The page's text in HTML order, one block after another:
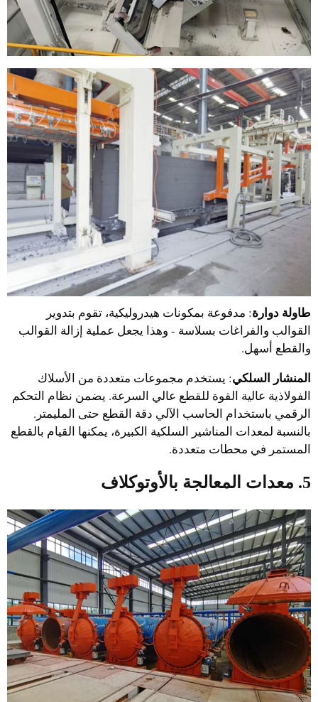
طاولة دوارة: مدفوعة بمكونات هيدروليكية، تقوم بتدوير
القوالب والفراغات بسلاسة - وهذا يجعل عملية إزالة القوالب
والقطع أسهل.
المنشار السلكي: يستخدم مجموعات متعددة من الأسلاك
الفولاذية عالية القوة للقطع عالي السرعة. يضمن نظام التحكم
الرقمي باستخدام الحاسب الآلي دقة القطع حتى المليمتر.
بالنسبة لمعدات المناشير السلكية الكبيرة، يمكنها القيام بالقطع
المستمر في محطات متعددة.
5. معدات المعالجة بالأوتوكلاف